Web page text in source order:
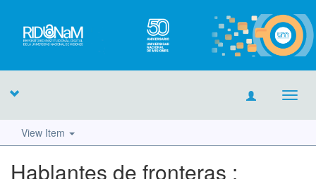
View Item
Hablantes de fronteras :